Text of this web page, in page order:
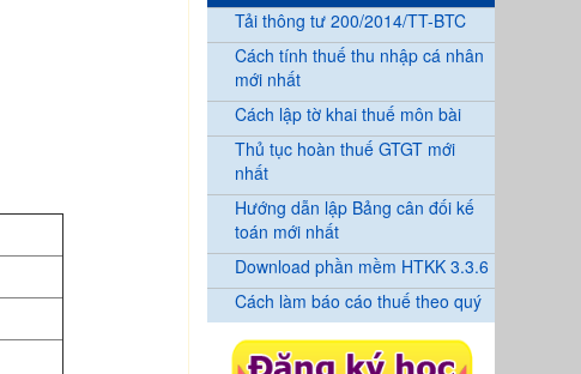
Tải thông tư 200/2014/TT-BTC
Cách tính thuế thu nhập cá nhân
mới nhất
Cách lập tờ khai thuế môn bài
Thủ tục hoàn thuế GTGT mới
nhất
Hướng dẫn lập Bảng cân đối kế
toán mới nhất
Download phần mềm HTKK 3.3.6
Cách làm báo cáo thuế theo quý